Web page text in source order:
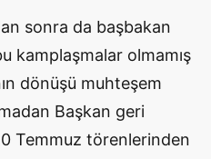
sonra da başbakan
kamplaşmalar olmamış
dönüşü muhteşem
Başkan geri
Temmuz törenlerinden